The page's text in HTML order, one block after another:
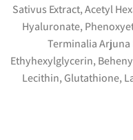
Sativus Extract, Acetyl
Hyaluronate,
Terminalia Arjuna
Ethyhexylglycerin,
Lecithin, Glutathione,